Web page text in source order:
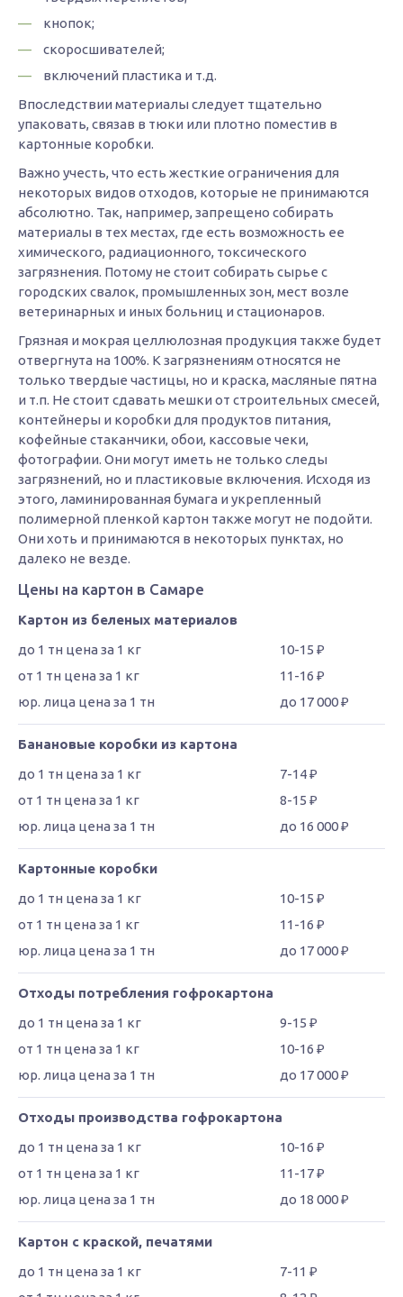
кнопок;
скоросшивателей;
включений пластика и т.д.
Впоследствии материалы следует тщательно
упаковать, связав в тюки или плотно поместив в
картонные коробки.
Важно учесть, что есть жесткие ограничения для
некоторых видов отходов, которые не принимаются
абсолютно. Так, например, запрещено собирать
материалы в тех местах, где есть возможность ее
химического, радиационного, токсического
загрязнения. Потому не стоит собирать сырье с
городских свалок, промышленных зон, мест возле
ветеринарных и иных больниц и стационаров.
Грязная и мокрая целлюлозная продукция также будет
отвергнута на 100%. К загрязнениям относятся не
только твердые частицы, но и краска, масляные пятна
и т.п. Не стоит сдавать мешки от строительных смесей,
контейнеры и коробки для продуктов питания,
кофейные стаканчики, обои, кассовые чеки,
фотографии. Они могут иметь не только следы
загрязнений, но и пластиковые включения. Исходя из
этого, ламинированная бумага и укрепленный
полимерной пленкой картон также могут не подойти.
Они хоть и принимаются в некоторых пунктах, но
далеко не везде.
Цены на картон в Самаре
Картон из беленых материалов
10-15 ₽
11-16 ₽
до 17 000 ₽
Банановые коробки из картона
7-14 ₽
8-15 ₽
до 16 000 ₽
Картонные коробки
10-15 ₽
11-16 ₽
до 17 000 ₽
Отходы потребления гофрокартона
9-15 ₽
10-16 ₽
до 17 000 ₽
Отходы производства гофрокартона
10-16 ₽
11-17 ₽
до 18 000 ₽
Картон с краской, печатями
7-11 ₽